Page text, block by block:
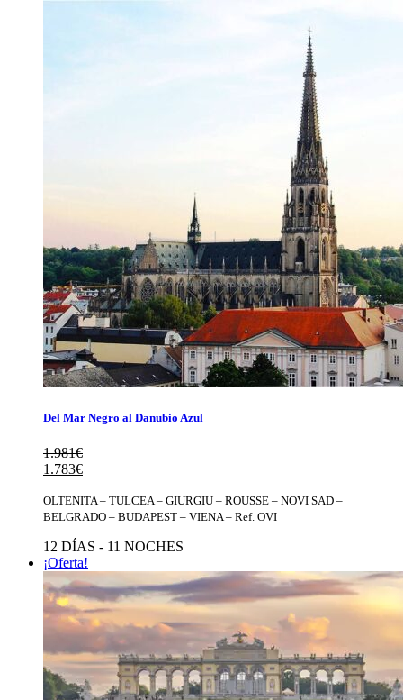
Del Mar Negro al Danubio Azul
1.981€
El
original
era:
1.783€El
actual
es:
OLTENITA – TULCEA – GIURGIU – ROUSSE – NOVI SAD –
BELGRADO – BUDAPEST – VIENA – Ref. OVI
12 DÍAS - 11 NOCHES
¡Oferta!